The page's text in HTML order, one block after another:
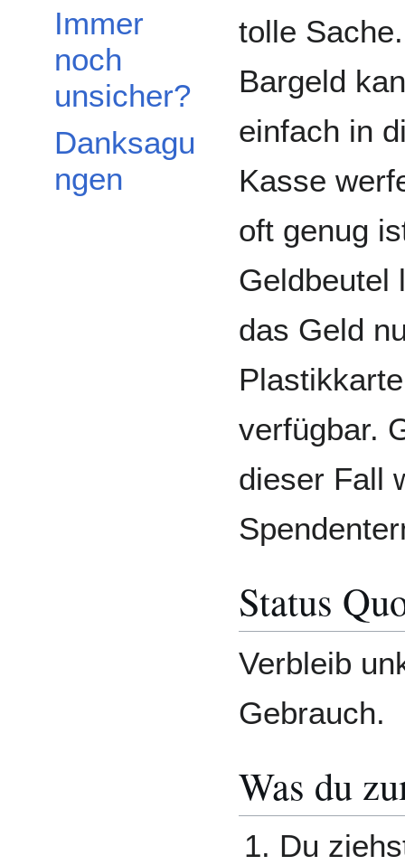
Immer
noch
unsicher?
Danksagu
ngen
tolle Sache.
Bargeld
einfach in
Kasse
oft genug
Geldbeutel
das Geld
Plastikkarte
verfügbar.
dieser Fall
Status
Verbleib
Gebrauch.
Was du
Du